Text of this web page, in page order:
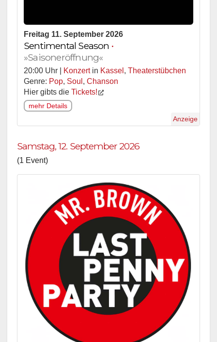
Freitag 11. September 2026
Sentimental Season •
»Saisoneröffnung«
20:00 Uhr | Konzertin Kassel , Theaterstübchen
Genre: Pop, Soul , Chanson
Hier gibts die Tickets!
mehr Details
Anzeige
Samstag, 12. September 2026
(1 Event)